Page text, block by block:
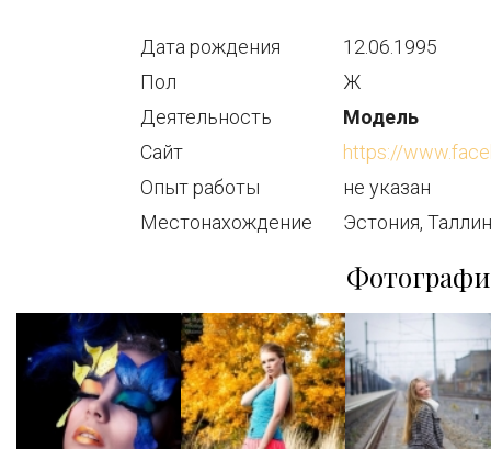
Дата рождения
12.06.1995
Пол
Ж
Деятельность
Модель
Сайт
https://
Опыт работы
не указан
Местонахождение
Эстония,